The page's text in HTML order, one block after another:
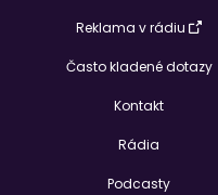
Reklama v rádiu
Často kladené dotazy
Kontakt
Rádia
Podcasty